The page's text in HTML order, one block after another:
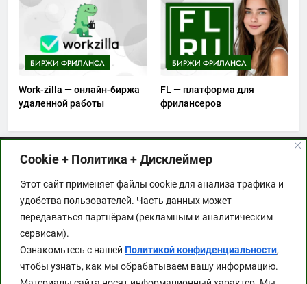
Cookie + Политика + Дисклеймер
Этот сайт применяет файлы cookie для анализа трафика и
удобства пользователей. Часть данных может
передаваться партнёрам (рекламным и аналитическим
сервисам).
Ознакомьтесь с нашей Политикой конфиденциальности,
чтобы узнать, как мы обрабатываем вашу информацию.
БИРЖИ ФРИЛАНСА
Work-zilla — онлайн-биржа
удаленной работы
БИРЖИ ФРИЛАНСА
FL — платформа для
фрилансеров
трафика и удобства пользователей. Часть данных
может передаваться партнёрам (рекламным и
аналитическим сервисам). Ознакомьтесь с
нашейПолитикой конфиденциальности
узнать, как мы обрабатываем вашу
информацию.